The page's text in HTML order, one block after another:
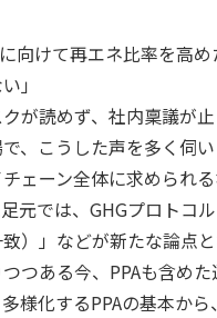
向けて再エネ比率を高
」
が読めず、社内稟議が止
、こうした声を多く伺い
ェーン全体に求められ
元では、GHGプロトコ
）」などが新たな論点
つある今、PPAも含め
様化するPPAの基本か